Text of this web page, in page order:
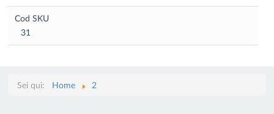
Cod SKU
31
Sei qui: Home 2